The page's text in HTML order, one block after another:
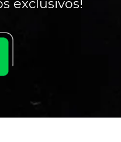
exclusivos!